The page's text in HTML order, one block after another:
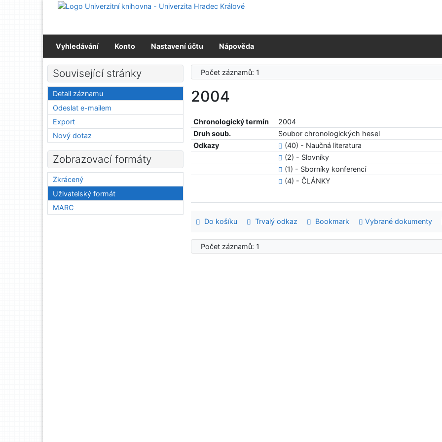
Přejít na obsah
Vyhledávání Konto Nastavení účtu Nápověda
Počet záznamů: 1
2004
Chronologický termín
2004
Druh soub.
Soubor chronologických hesel
Odkazy
(40) - Naučná literatura
(2) - Slovníky
(1) - Sborníky konferencí
(4) - ČLÁNKY
Do košíku Trvalý odkaz Bookmark Vybrané dokumenty
Počet záznamů: 1
Související stránky
Detail záznamu
Odeslat e-mailem
Export
Nový dotaz
Zobrazovací formáty
Zkrácený
Uživatelský formát
MARC